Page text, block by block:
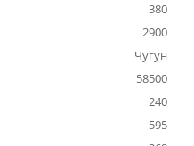
380
2900
Чугун
58500
240
595